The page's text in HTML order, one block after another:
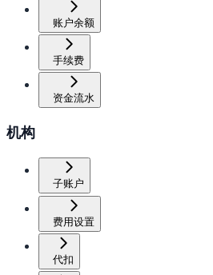
账户余额
手续费
资金流水
机构
子账户
费用设置
代扣